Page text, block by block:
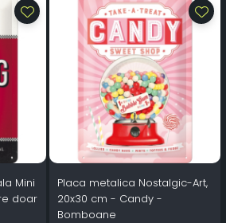
Mini
doar
Placa metalica Nostalgic-Art,
20x30 cm - Candy -
Bomboane